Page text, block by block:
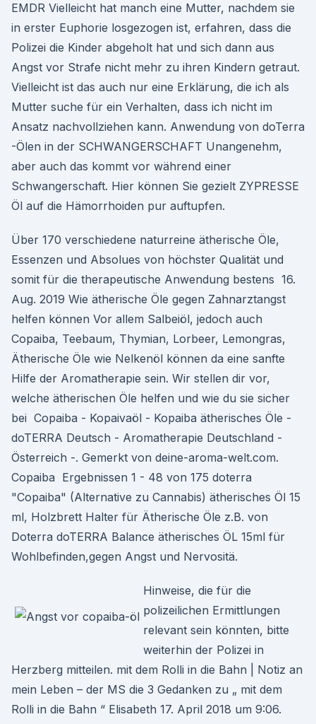
EMDR Vielleicht hat manch eine Mutter, nachdem sie
in erster Euphorie losgezogen ist, erfahren, dass die
Polizei die Kinder abgeholt hat und sich dann aus
Angst vor Strafe nicht mehr zu ihren Kindern getraut.
Vielleicht ist das auch nur eine Erklärung, die ich als
Mutter suche für ein Verhalten, dass ich nicht im
Ansatz nachvollziehen kann. Anwendung von doTerra
-Ölen in der SCHWANGERSCHAFT Unangenehm,
aber auch das kommt vor während einer
Schwangerschaft. Hier können Sie gezielt ZYPRESSE
Öl auf die Hämorrhoiden pur auftupfen.
Über 170 verschiedene naturreine ätherische Öle,
Essenzen und Absolues von höchster Qualität und
somit für die therapeutische Anwendung bestens 16.
Aug. 2019 Wie ätherische Öle gegen Zahnarztangst
helfen können Vor allem Salbeiöl, jedoch auch
Copaiba, Teebaum, Thymian, Lorbeer, Lemongras,
Ätherische Öle wie Nelkenöl können da eine sanfte
Hilfe der Aromatherapie sein. Wir stellen dir vor,
welche ätherischen Öle helfen und wie du sie sicher
bei Copaiba - Kopaivaöl - Kopaiba ätherisches Öle -
doTERRA Deutsch - Aromatherapie Deutschland -
Österreich -. Gemerkt von deine-aroma-welt.com.
Copaiba Ergebnissen 1 - 48 von 175 doterra
"Copaiba" (Alternative zu Cannabis) ätherisches Öl 15
ml, Holzbrett Halter für Ätherische Öle z.B. von
Doterra doTERRA Balance ätherisches ÖL 15ml für
Wohlbefinden,gegen Angst und Nervositä.
Hinweise, die für die
polizeilichen Ermittlungen
relevant sein könnten, bitte
weiterhin der Polizei in
Herzberg mitteilen. mit dem Rolli in die Bahn | Notiz an
mein Leben – der MS die 3 Gedanken zu „ mit dem
Rolli in die Bahn “ Elisabeth 17. April 2018 um 9:06.